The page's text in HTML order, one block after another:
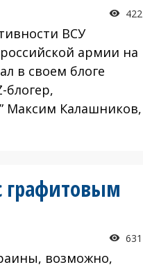
422
ВСУ
армии на
в своем блоге
блогер,
Максим Калашников,
графитовым
631
возможно,